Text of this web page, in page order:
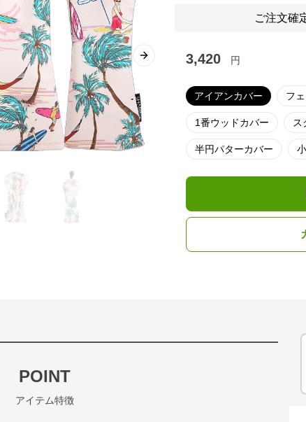
Next slide
ご注文確
3,420 円
アイアンカバー フ
1番ウッドカバー ス
半円パターカバー
POINT
アイテム特徴